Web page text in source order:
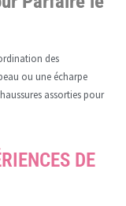
des
ou une écharpe
assorties pour
DE